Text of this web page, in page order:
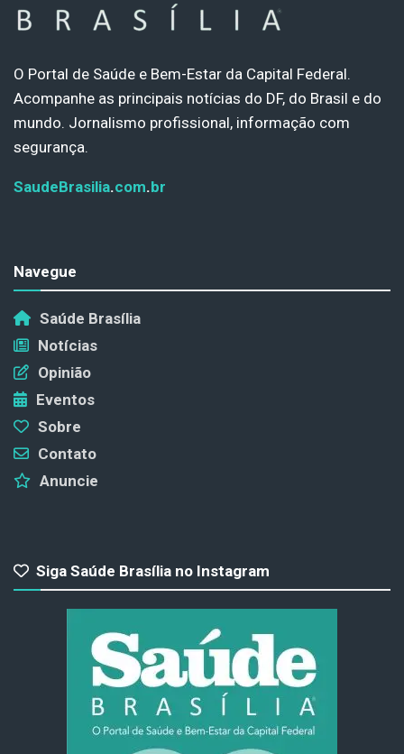
O Portal de Saúde e Bem-Estar da Capital Federal.
Acompanhe as principais notícias do DF, do Brasil e do
mundo. Jornalismo profissional, informação com
segurança.
SaudeBrasilia.com.br
Navegue
Saúde Brasília
Notícias
Opinião
Eventos
Sobre
Contato
Anuncie
Siga Saúde Brasília no Instagram